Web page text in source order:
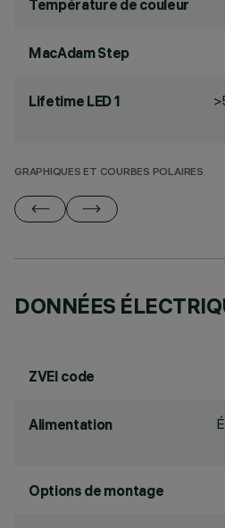
Température de couleur
MacAdam Step
Lifetime LED 1
GRAPHIQUES ET COURBES POLAIRES
DONNÉES
ZVEI code
Alimentation
Options de montage